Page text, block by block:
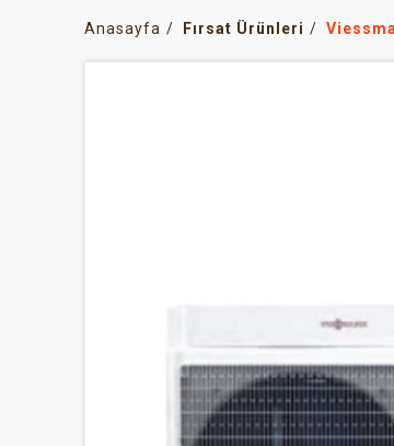
Anasayfa Fırsat Ürünleri